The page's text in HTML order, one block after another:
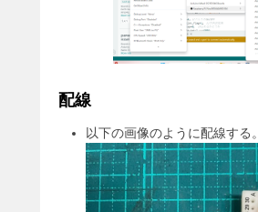
配線
以下の画像のように配線する。